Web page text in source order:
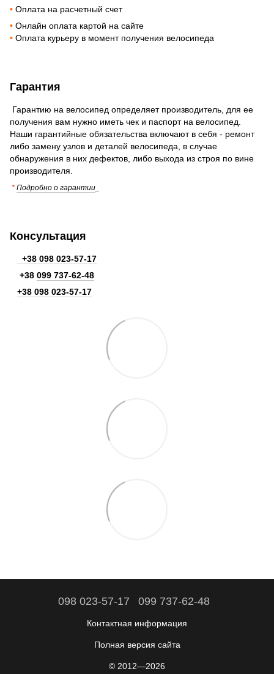
• Оплата на расчетный счет
• Онлайн оплата картой на сайте
• Оплата курьеру в момент получения велосипеда
Гарантия
Гарантию на велосипед определяет производитель, для ее
получения вам нужно иметь чек и паспорт на велосипед.
Наши гарантийные обязательства включают в себя - ремонт
либо замену узлов и деталей велосипеда, в случае
обнаружения в них дефектов, либо выхода из строя по вине
производителя.
* Подробно о гарантии
Консультация
+38 098 023-57-17
+38 099 737-62-48
+38 098 023-57-17
098 023-57-17 099 737-62-48
Контактная информация
Полная версия сайта
© 2012—2026